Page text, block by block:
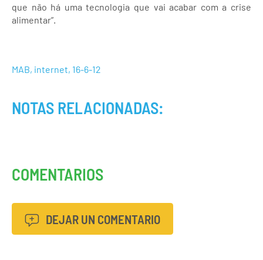
que não há uma tecnologia que vai acabar com a crise
alimentar”.
MAB, internet, 16-6-12
NOTAS RELACIONADAS:
COMENTARIOS
DEJAR UN COMENTARIO